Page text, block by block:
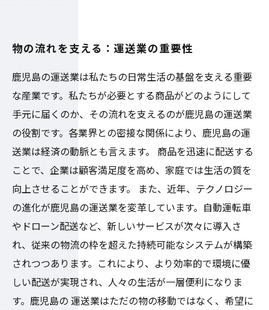
物の流れを支える：運送業の重要性
鹿児島の運送業は私たちの日常生活の基盤を支える重要
な産業です。私たちが必要とする商品がどのようにして
手元に届くのか、その流れを支えるのが鹿児島の運送業
の役割です。各業界との密接な関係により、鹿児島の運
送業は経済の動脈とも言えます。 商品を迅速に配送する
ことで、企業は顧客満足度を高め、家庭では生活の質を
向上させることができます。 また、近年、テクノロジー
の進化が鹿児島の運送業を変革しています。自動運転車
やドローン配送など、新しいサービスが次々に導入さ
れ、従来の物流の枠を超えた持続可能なシステムが構築
されつつあります。これにより、より効率的で環境に優
しい配送が実現され、人々の生活が一層便利になりま
す。鹿児島の 運送業はただの物の移動ではなく、希望に